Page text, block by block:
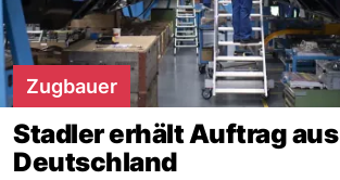
Zugbauer
Stadler erhält Auftrag aus
Deutschland